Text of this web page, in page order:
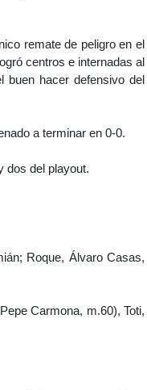
remate de peligro en el
centros e internadas al
buen hacer defensivo del
a terminar en 0-0.
dos del playout.
Roque, Álvaro Casas,
Carmona, m.60), Toti,